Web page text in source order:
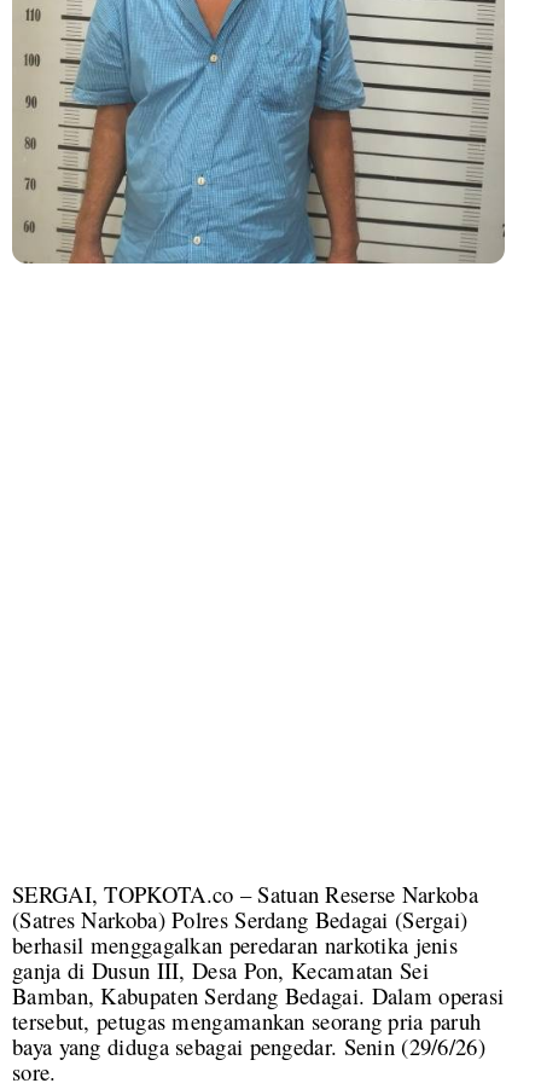
SERGAI, TOPKOTA.co – Satuan Reserse Narkoba
(Satres Narkoba) Polres Serdang Bedagai (Sergai)
berhasil menggagalkan peredaran narkotika jenis
ganja di Dusun III, Desa Pon, Kecamatan Sei
Bamban, Kabupaten Serdang Bedagai. Dalam operasi
tersebut, petugas mengamankan seorang pria paruh
baya yang diduga sebagai pengedar. Senin (29/6/26)
sore.